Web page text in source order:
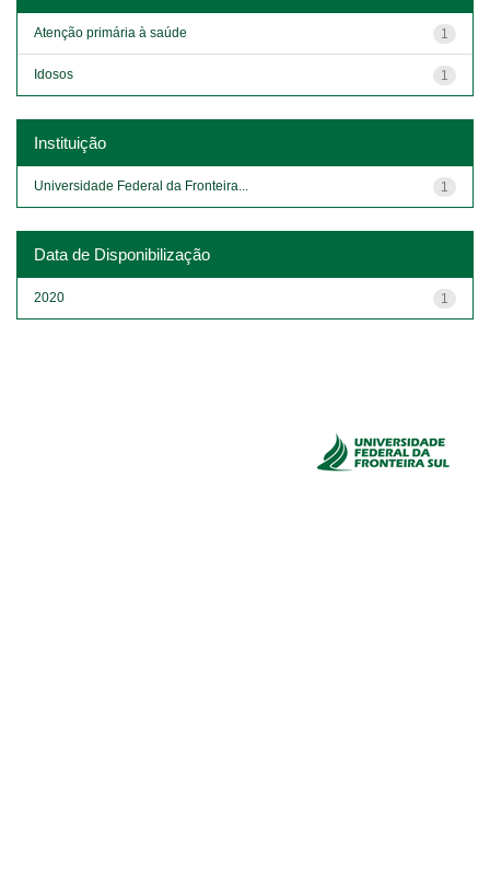
1
Atenção primária à saúde
1
Idosos
Instituição
1
Universidade Federal da Fronteira...
Data de Disponibilização
1
2020